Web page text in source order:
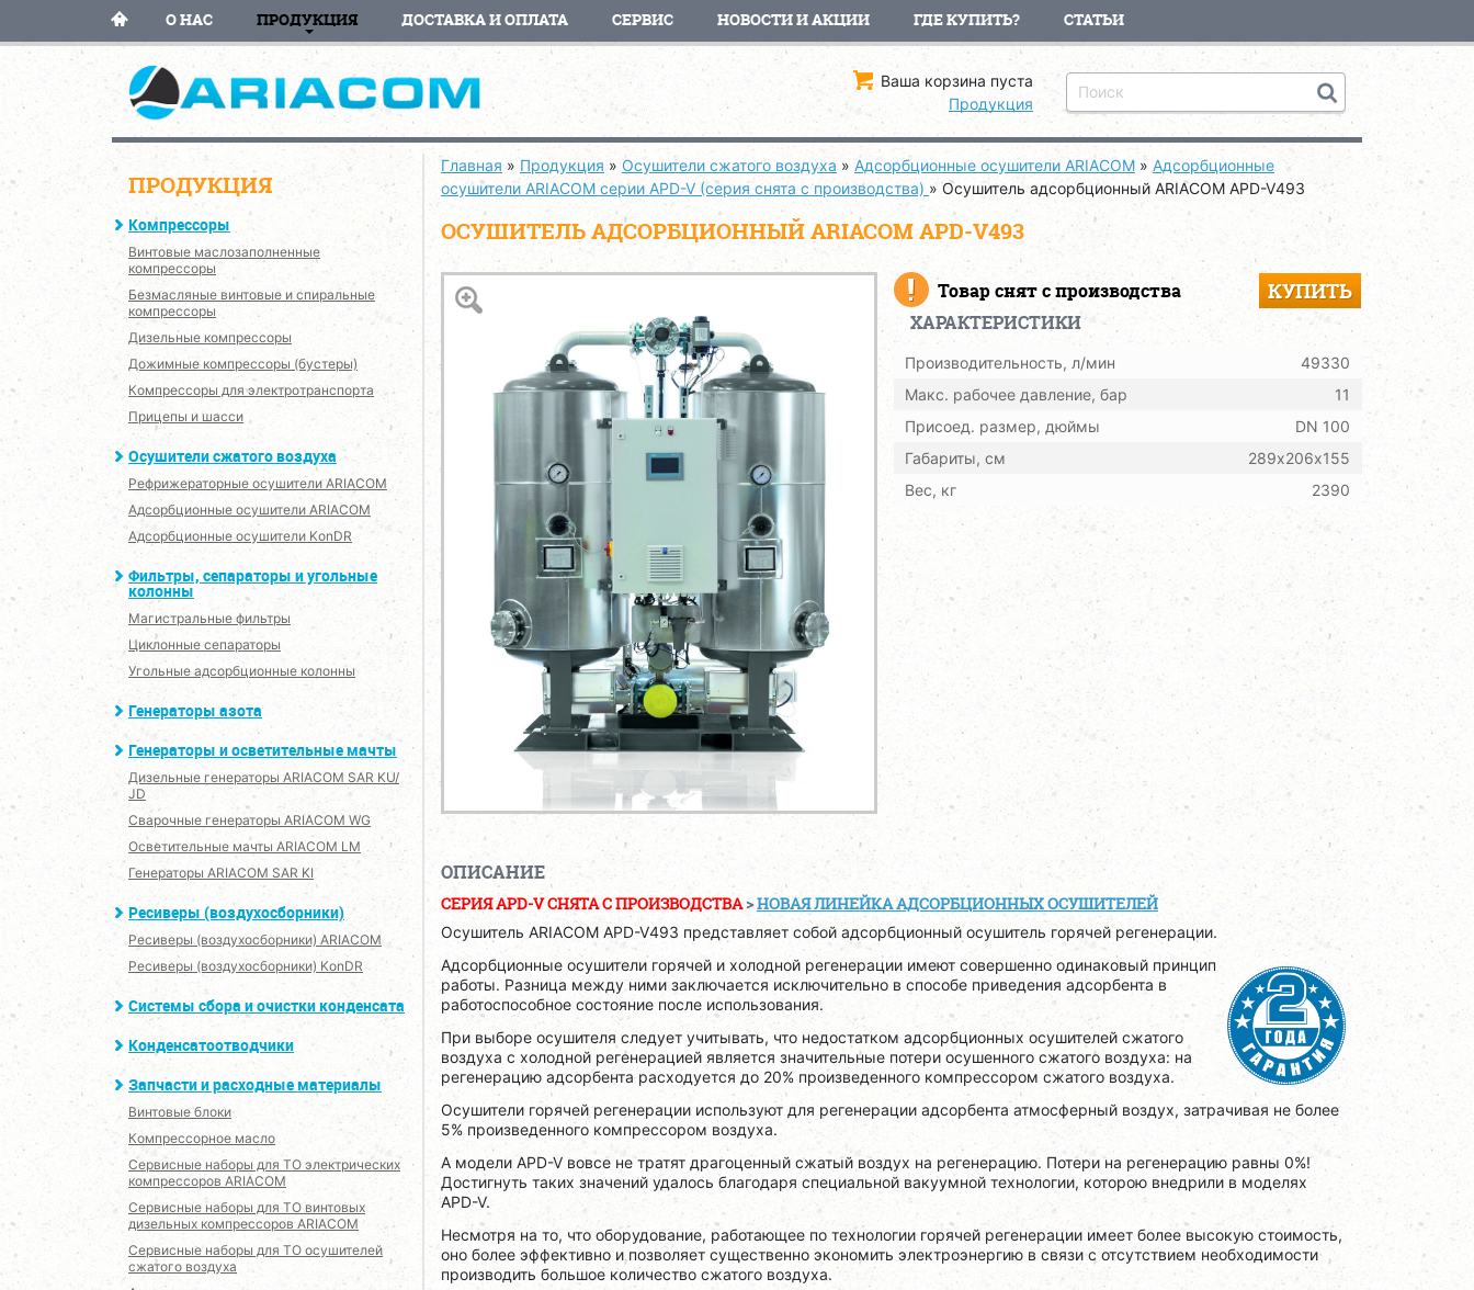
О НАС ПРОДУКЦИЯ ДОСТАВКА И ОПЛАТА СЕРВИС НОВОСТИ И АКЦИИ ГДЕ КУПИТЬ? СТАТЬИ
Ваша корзина пуста
Продукция
ПРОДУКЦИЯ
Компрессоры
Винтовые маслозаполненные
компрессоры
Безмасляные винтовые и спиральные
компрессоры
Дизельные компрессоры
Дожимные компрессоры (бустеры)
Компрессоры для электротранспорта
Прицепы и шасси
Осушители сжатого воздуха
Рефрижераторные осушители ARIACOM
Адсорбционные осушители ARIACOM
Адсорбционные осушители KonDR
Фильтры, сепараторы и угольные
колонны
Магистральные фильтры
Циклонные сепараторы
Угольные адсорбционные колонны
Генераторы азота
Генераторы и осветительные мачты
Дизельные генераторы ARIACOM SAR KU/
JD
Сварочные генераторы ARIACOM WG
Осветительные мачты ARIACOM LM
Генераторы ARIACOM SAR KI
Ресиверы (воздухосборники)
Ресиверы (воздухосборники) ARIACOM
Ресиверы (воздухосборники) KonDR
Системы сбора и очистки конденсата
Конденсатоотводчики
Запчасти и расходные материалы
Винтовые блоки
Компрессорное масло
Сервисные наборы для ТО электрических
компрессоров ARIACOM
Сервисные наборы для ТО винтовых
дизельных компрессоров ARIACOM
Сервисные наборы для ТО осушителей
сжатого воздуха
Главная » Продукция » Осушители сжатого воздуха » Адсорбционные осушители ARIACOM » Адсорбционные
осушители ARIACOM серии APD-V (серия снята с производства) »Осушитель адсорбционный ARIACOM APD-V493
ОСУШИТЕЛЬ АДСОРБЦИОННЫЙ ARIACOM APD-V493
Товар снят с производства КУПИТЬ
ХАРАКТЕРИСТИКИ
Производительность, л/мин
49330
Макс. рабочее давление, бар
11
Присоед. размер, дюймы
DN 100
Габариты, см
289х206х155
Вес, кг
2390
ОПИСАНИЕ
СЕРИЯ APD-V CНЯТА С ПРОИЗВОДСТВА>НОВАЯ ЛИНЕЙКА АДСОРБЦИОННЫХ ОСУШИТЕЛЕЙ
Осушитель ARIACOM APD-V493 представляет собой адсорбционный осушитель горячей регенерации.
Адсорбционные осушители горячей и холодной регенерации имеют совершенно одинаковый принцип
работы. Разница между ними заключается исключительно в способе приведения адсорбента в
работоспособное состояние после использования.
При выборе осушителя следует учитывать, что недостатком адсорбционных осушителей сжатого
воздуха с холодной регенерацией является значительные потери осушенного сжатого воздуха: на
регенерацию адсорбента расходуется до 20% произведенного компрессором сжатого воздуха.
Осушители горячей регенерации используют для регенерации адсорбента атмосферный воздух, затрачивая не более
5% произведенного компрессором воздуха.
А модели APD-V вовсе не тратят драгоценный сжатый воздух на регенерацию. Потери на регенерацию равны 0%!
Достигнуть таких значений удалось благодаря специальной вакуумной технологии, которою внедрили в моделях
APD-V.
Несмотря на то, что оборудование, работающее по технологии горячей регенерации имеет более высокую стоимость,
оно более эффективно и позволяет существенно экономить электроэнергию в связи с отсутствием необходимости
производить большое количество сжатого воздуха.